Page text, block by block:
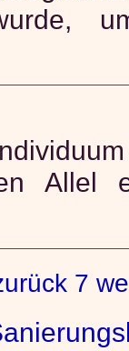
Allel
7